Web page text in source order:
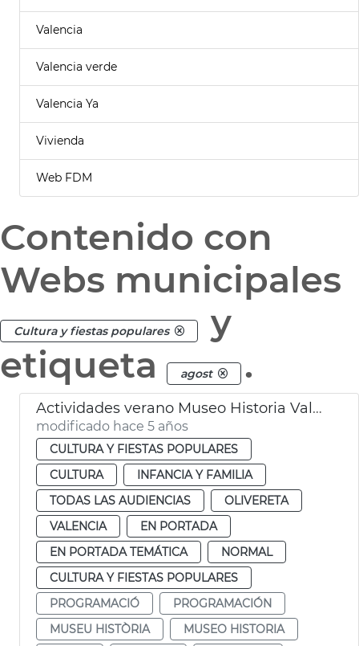
Valencia
Valencia verde
Valencia Ya
Vivienda
Web FDM
Contenido con
Webs municipales
Cultura y fiestas populares
y
etiqueta
agost .
Actividades verano Museo Historia València
modificado hace 5 años
CULTURA Y FIESTAS POPULARES
CULTURA
INFANCIA Y FAMILIA
TODAS LAS AUDIENCIAS
OLIVERETA
VALENCIA
EN PORTADA
EN PORTADA TEMÁTICA
NORMAL
CULTURA Y FIESTAS POPULARES
PROGRAMACIÓ
PROGRAMACIÓN
MUSEU HISTÒRIA
MUSEO HISTORIA